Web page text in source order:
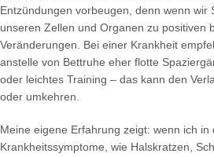
Entzündungen vorbeugen, denn wenn wir
unseren Zellen und Organen zu positiven
Veränderungen. Bei einer Krankheit
anstelle von Bettruhe eher flotte
oder leichtes Training – das kann den
oder umkehren.
Meine eigene Erfahrung zeigt: wenn ich in
Krankheitssymptome, wie Halskratzen,